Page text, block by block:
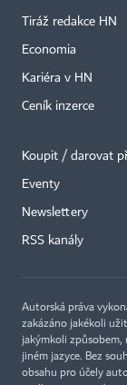
Tiráž redakce HN
Economia
Kariéra v HN
Ceník inzerce
Koupit / darovat
Eventy
Newslettery
RSS kanály
Autorská práva
zakázáno jakékoli
jakýmkoli způsobem,
jiném jazyce. Bez
obsahu pro účely